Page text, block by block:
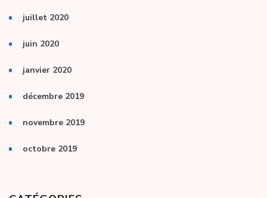
juillet 2020
juin 2020
janvier 2020
décembre 2019
novembre 2019
octobre 2019